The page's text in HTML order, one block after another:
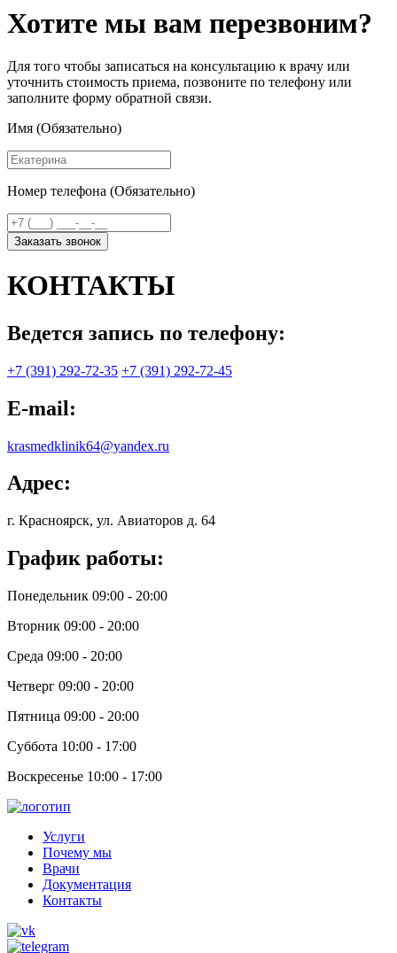
Хотите мы вам перезвоним?
Для того чтобы записаться на консультацию к врачу или
уточнить стоимость приема, позвоните по телефону или
заполните форму обратной связи.
Имя (Обязательно)
Номер телефона (Обязательно)
Заказать звонок
КОНТАКТЫ
Ведется запись по телефону:
+7 (391) 292-72-35 +7 (391) 292-72-45
E-mail:
krasmedklinik64@yandex.ru
Адрес:
г. Красноярск, ул. Авиаторов д. 64
График работы:
Понедельник 09:00 - 20:00
Вторник 09:00 - 20:00
Среда 09:00 - 20:00
Четверг 09:00 - 20:00
Пятница 09:00 - 20:00
Суббота 10:00 - 17:00
Воскресенье 10:00 - 17:00
Услуги
Почему мы
Врачи
Документация
Контакты